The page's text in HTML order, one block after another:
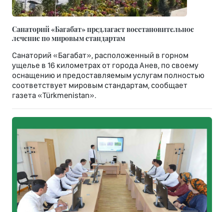
Санаторий «Багабат» предлагает восстановительное
лечение по мировым стандартам
Санаторий «Багабат», расположенный в горном
ущелье в 16 километрах от города Анев, по своему
оснащению и предоставляемым услугам полностью
соответствует мировым стандартам, сообщает
газета «Türkmenistan».